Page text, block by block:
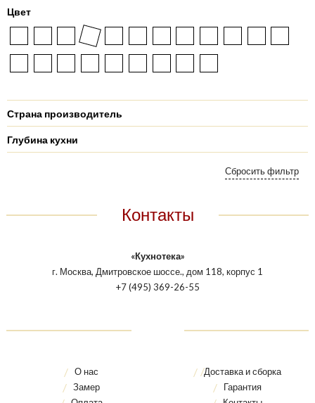
Цвет
Страна производитель
Глубина кухни
Контакты
«Кухнотека»
г. Москва, Дмитровское шоссе., дом 118, корпус 1
+7 (495) 369-26-55
О нас
Замер
Доставка и сборка
Гарантия